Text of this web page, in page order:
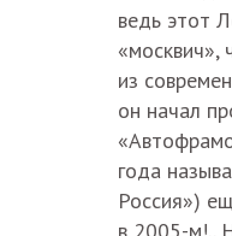
ведь этот
из
он начал
года
Россия»)